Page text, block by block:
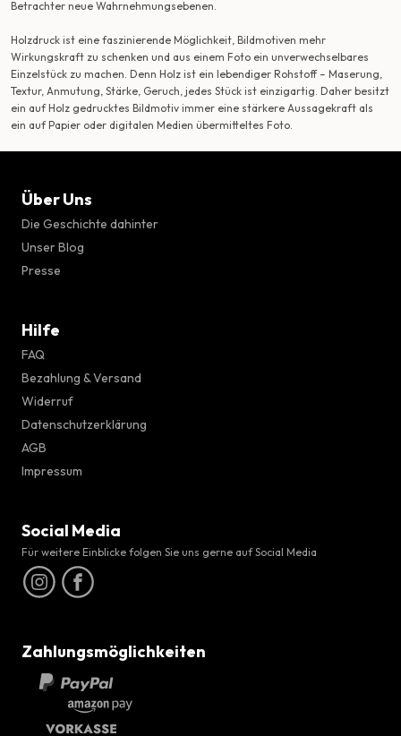
Betrachter neue Wahrnehmungsebenen.
Holzdruck ist eine faszinierende Möglichkeit, Bildmotiven mehr
Wirkungskraft zu schenken und aus einem Foto ein unverwechselbares
Einzelstück zu machen. Denn Holz ist ein lebendiger Rohstoff – Maserung,
Textur, Anmutung, Stärke, Geruch, jedes Stück ist einzigartig. Daher besitzt
ein auf Holz gedrucktes Bildmotiv immer eine stärkere Aussagekraft als
ein auf Papier oder digitalen Medien übermitteltes Foto.
Über Uns
Die Geschichte dahinter
Unser Blog
Presse
Hilfe
FAQ
Bezahlung & Versand
Widerruf
Datenschutzerklärung
AGB
Impressum
Social Media
Für weitere Einblicke folgen Sie uns gerne auf Social Media
Zahlungsmöglichkeiten